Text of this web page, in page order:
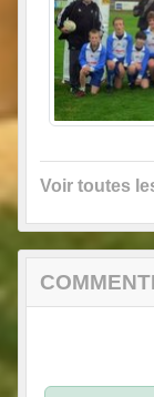
Voir toutes